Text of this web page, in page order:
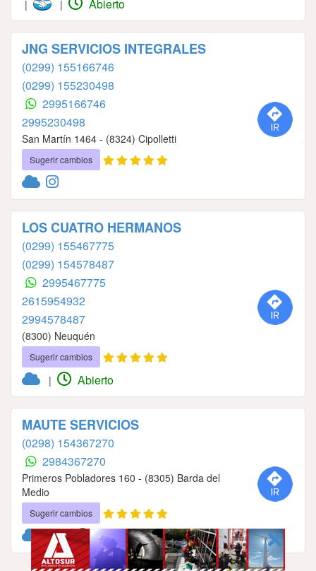
| | Abierto
JNG SERVICIOS INTEGRALES
(0299) 155166746
(0299) 155230498
2995166746
2995230498
San Martín 1464 - (8324) Cipolletti
Sugerir cambios
LOS CUATRO HERMANOS
(0299) 155467775
(0299) 154578487
2995467775
2615954932
2994578487
(8300) Neuquén
Sugerir cambios
| Abierto
MAUTE SERVICIOS
(0298) 154367270
2984367270
Primeros Pobladores 160 - (8305) Barda del
Medio
Sugerir cambios
| Abierto
PUBLICIDAD GCAds